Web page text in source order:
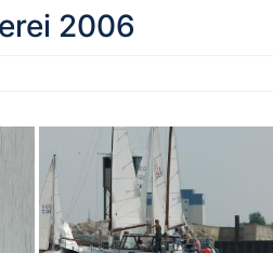
2006